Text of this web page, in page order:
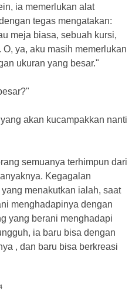
ia memerlukan alat
tegas mengatakan:
meja biasa, sebuah kursi,
ya, aku masih memerlukan
ukuran yang besar."
akan kucampakkan nanti
semuanya terhimpun dari
Kegagalan
menakutkan ialah, saat
menghadapinya dengan
yang berani menghadapi
ia baru bisa dengan
, dan baru bisa berkreasi